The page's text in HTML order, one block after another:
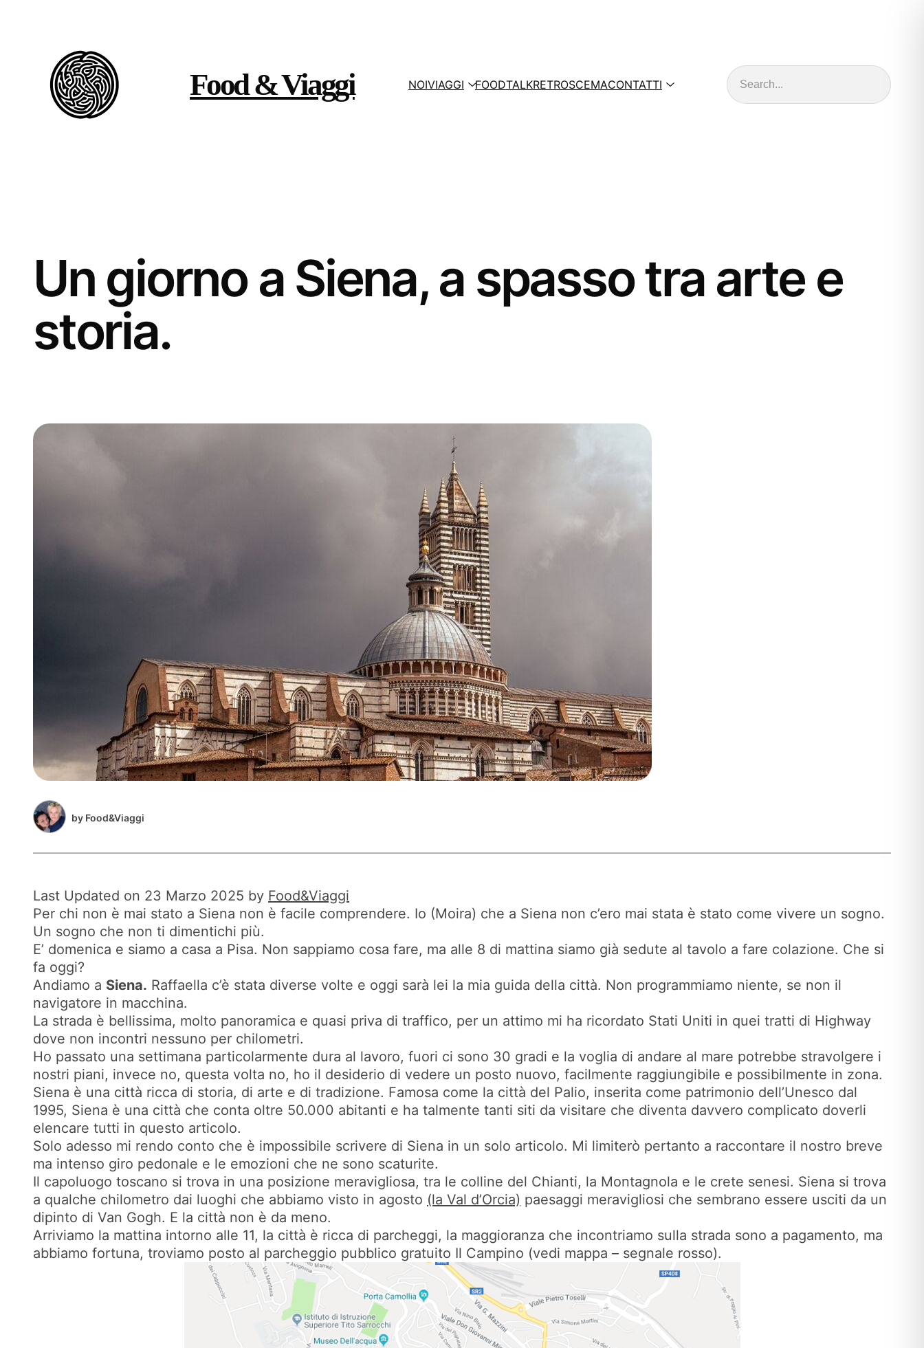
Food & Viaggi NOIVIAGGI FOODTALKRETROSCEMACONTATTI
Cerca
Un giorno a Siena, a spasso tra arte e
storia.
by Food&Viaggi
Last Updated on 23 Marzo 2025 by Food&Viaggi
Per chi non è mai stato a Siena non è facile comprendere. Io (Moira) che a Siena non c’ero mai stata è stato come vivere un sogno.
Un sogno che non ti dimentichi più.
E’ domenica e siamo a casa a Pisa. Non sappiamo cosa fare, ma alle 8 di mattina siamo già sedute al tavolo a fare colazione. Che si
fa oggi?
Andiamo a Siena. Raffaella c’è stata diverse volte e oggi sarà lei la mia guida della città. Non programmiamo niente, se non il
navigatore in macchina.
La strada è bellissima, molto panoramica e quasi priva di traffico, per un attimo mi ha ricordato Stati Uniti in quei tratti di Highway
dove non incontri nessuno per chilometri.
Ho passato una settimana particolarmente dura al lavoro, fuori ci sono 30 gradi e la voglia di andare al mare potrebbe stravolgere i
nostri piani, invece no, questa volta no, ho il desiderio di vedere un posto nuovo, facilmente raggiungibile e possibilmente in zona.
Siena è una città ricca di storia, di arte e di tradizione. Famosa come la città del Palio, inserita come patrimonio dell’Unesco dal
1995, Siena è una città che conta oltre 50.000 abitanti e ha talmente tanti siti da visitare che diventa davvero complicato doverli
elencare tutti in questo articolo.
Solo adesso mi rendo conto che è impossibile scrivere di Siena in un solo articolo. Mi limiterò pertanto a raccontare il nostro breve
ma intenso giro pedonale e le emozioni che ne sono scaturite.
Il capoluogo toscano si trova in una posizione meravigliosa, tra le colline del Chianti, la Montagnola e le crete senesi. Siena si trova
a qualche chilometro dai luoghi che abbiamo visto in agosto (la Val d’Orcia) paesaggi meravigliosi che sembrano essere usciti da un
dipinto di Van Gogh. E la città non è da meno.
Arriviamo la mattina intorno alle 11, la città è ricca di parcheggi, la maggioranza che incontriamo sulla strada sono a pagamento, ma
abbiamo fortuna, troviamo posto al parcheggio pubblico gratuito Il Campino (vedi mappa – segnale rosso).